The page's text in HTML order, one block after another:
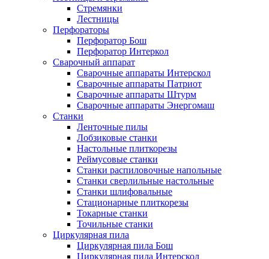
Стремянки
Лестницы
Перфораторы
Перфоратор Бош
Перфоратор Интеркол
Сварочный аппарат
Сварочные аппараты Интерскол
Сварочные аппараты Патриот
Сварочные аппараты Штурм
Сварочные аппараты Энергомаш
Станки
Ленточные пилы
Лобзиковые станки
Настольные плиткорезы
Реймусовые станки
Станки распиловочные напольные
Станки сверлильные настольные
Станки шлифовальные
Стационарные плиткорезы
Токарные станки
Точильные станки
Циркулярная пила
Циркулярная пила Бош
Циркулярная пила Интерскол